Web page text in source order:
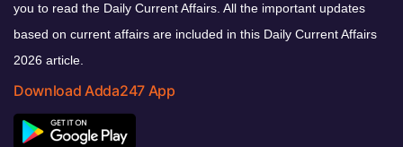
you to read the Daily Current Affairs. All the important updates
based on current affairs are included in this Daily Current Affairs
2026 article.
Download Adda247 App